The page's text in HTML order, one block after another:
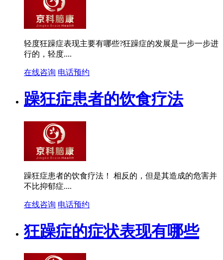
轻度狂躁症表现主要有哪些?狂躁症的发展是一步一步进
行的，轻度....
在线咨询 电话预约
躁狂症患者的饮食疗法
躁狂症患者的饮食疗法！ 相反的，但是其造成的危害并
不比抑郁症....
在线咨询 电话预约
狂躁症的症状表现有哪些